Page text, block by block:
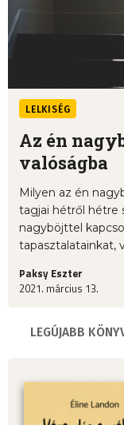
LELKISÉG
Az én
valóságba
Milyen az én
tagjai hétről hétre
nagyböjttel
tapasztalatainkat,
Paksy Eszter
2021. március 13.
LEGÚJABB